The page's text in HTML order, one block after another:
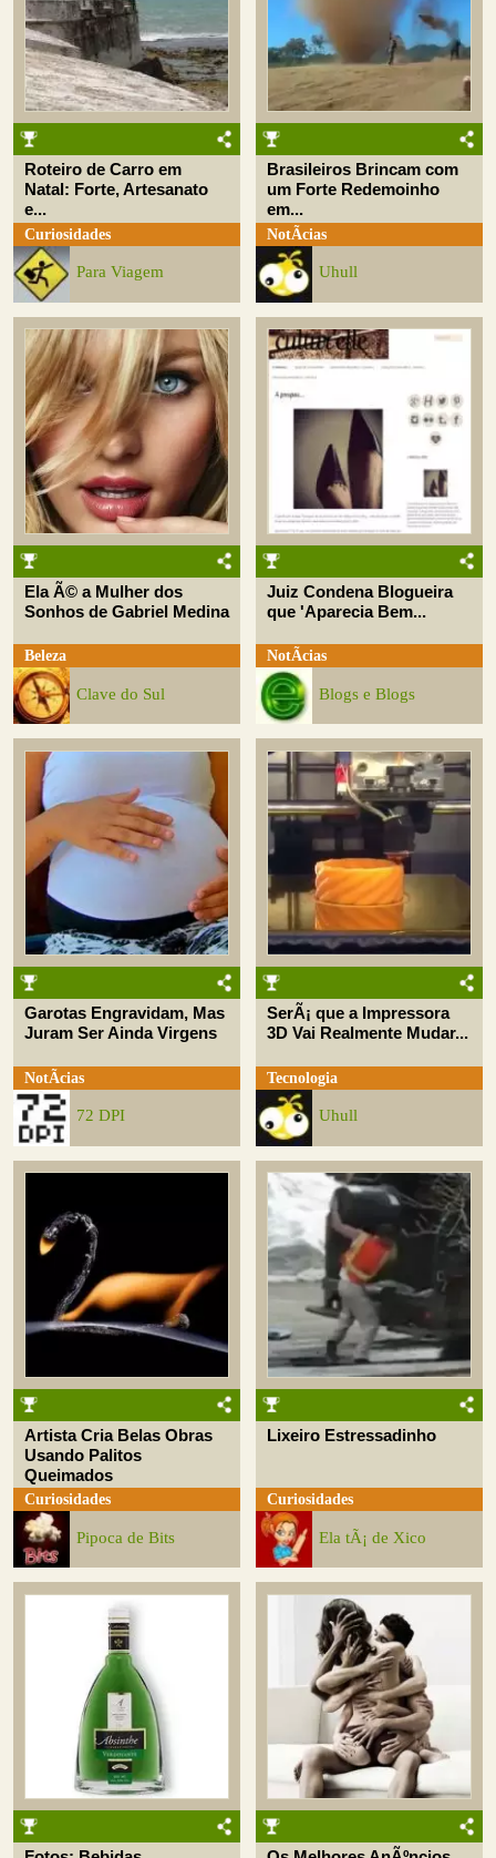
Roteiro de Carro em
Natal: Forte, Artesanato
e...
Curiosidades
Para Viagem
Brasileiros Brincam com
um Forte Redemoinho
em...
NotÃ­cias
Uhull
Ela Ã© a Mulher dos
Sonhos de Gabriel Medina
Beleza
Clave do Sul
Juiz Condena Blogueira
que 'Aparecia Bem...
NotÃ­cias
Blogs e Blogs
Garotas Engravidam, Mas
Juram Ser Ainda Virgens
NotÃ­cias
72 DPI
SerÃ¡ que a Impressora
3D Vai Realmente Mudar...
Tecnologia
Uhull
Artista Cria Belas Obras
Usando Palitos
Queimados
Curiosidades
Pipoca de Bits
Lixeiro Estressadinho
Curiosidades
Ela tÃ¡ de Xico